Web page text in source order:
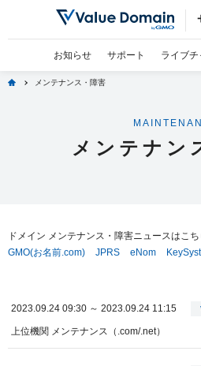
お知らせ サポート ライブチ
home メンテナンス・障害
メンテナン
ドメイン メンテナンス・障害ニュースはこち
GMO(お名前.com)
JPRS eNom
2023.09.24 09:30 ～ 2023.09.24 11:15
上位機関 メンテナンス（.com/.net）